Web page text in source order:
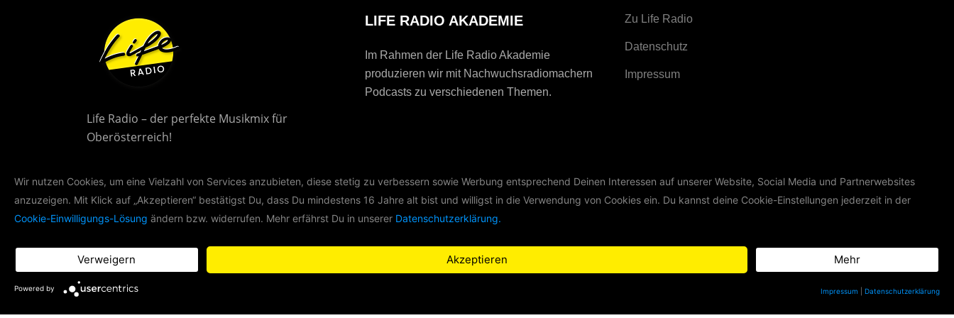
Life Radio – der perfekte Musikmix für
Oberösterreich!
LIFE RADIO AKADEMIE
Im Rahmen der Life Radio Akademie
produzieren wir mit Nachwuchsradiomachern
Podcasts zu verschiedenen Themen.
Zu Life Radio
Datenschutz
Impressum
Wir nutzen Cookies, um eine Vielzahl von Services anzubieten, diese stetig zu verbessern sowie Werbung entsprechend Deinen Interessen auf unserer Website, Social Media und Partnerwebsites
anzuzeigen. Mit Klick auf „Akzeptieren“ bestätigst Du, dass Du mindestens 16 Jahre alt bist und willigst in die Verwendung von Cookies ein. Du kannst deine Cookie-Einstellungen jederzeit in der
Cookie-Einwilligungs-Lösung ändern bzw. widerrufen. Mehr erfährst Du in unserer Datenschutzerklärung.
Verweigern Akzeptieren Mehr
Powered by Impressum Datenschutzerklärung